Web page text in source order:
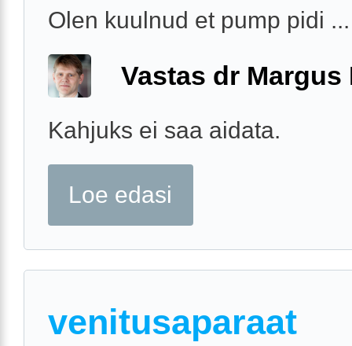
Olen kuulnud et pump pidi ...
Vastas dr Margus
Kahjuks ei saa aidata.
Loe edasi
venitusaparaat